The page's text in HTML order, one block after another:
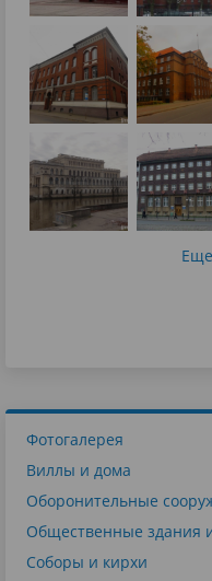
Фотогалерея
Виллы и дома
Оборонительные
Общественные здания
Соборы и кирхи